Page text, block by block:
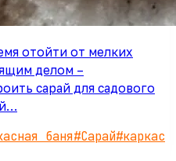
отойти от мелких
делом –
сарай для садового
баня#Сарай#каркас